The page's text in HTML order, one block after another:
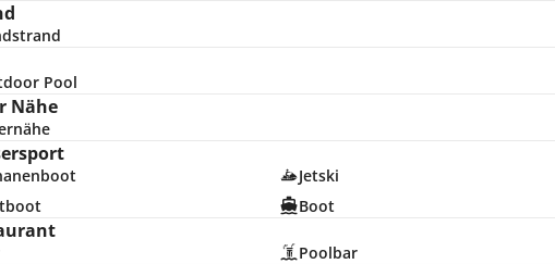
Pool
Nähe
Jetski
Boot
Poolbar